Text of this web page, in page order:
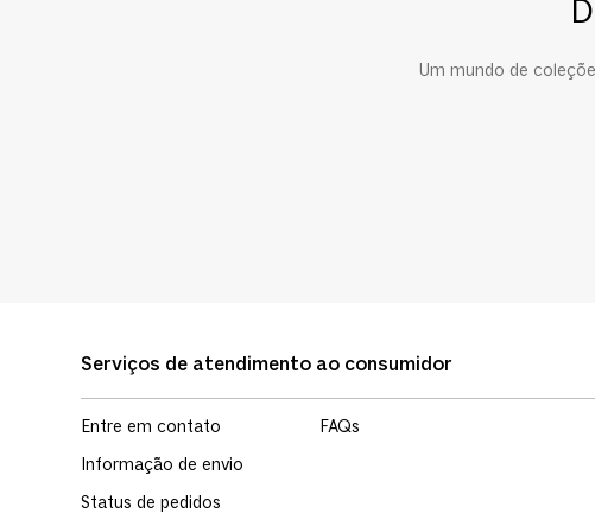
Um mundo de
Serviços de atendimento ao consumidor
Entre em contato
Informação de envio
Status de pedidos
FAQs